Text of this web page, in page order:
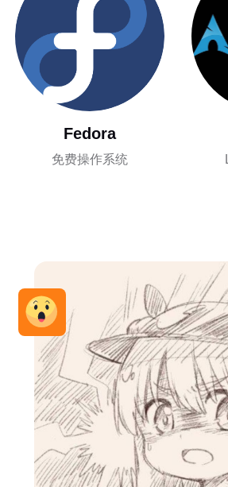
Fedora
免费操作系统